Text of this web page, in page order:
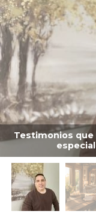
Testimonios que